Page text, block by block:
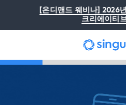
본문으로 건너뛰기[온디맨드 웨비나] 2026
크리에이티